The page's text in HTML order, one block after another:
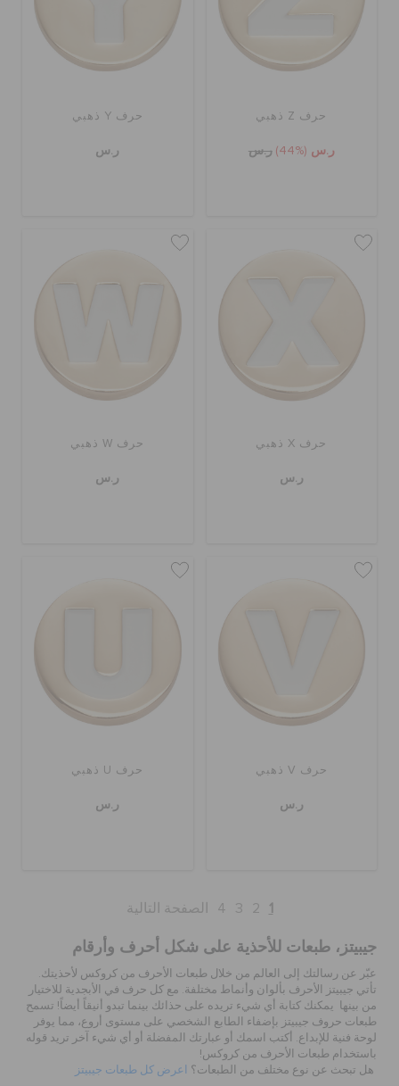
حرف Z ذهبي
ر.س (44%) ر.س
حرف Y ذهبي
ر.س
حرف X ذهبي
ر.س
حرف W ذهبي
ر.س
حرف V ذهبي
ر.س
حرف U ذهبي
ر.س
1
2
3
4 الصفحة التالية
جيبيتز، طبعات للأحذية على شكل أحرف وأرقام
عبّر عن رسالتك إلى العالم من خلال طبعات الأحرف من كروكس لأحذيتك.
تأتي جيبيتز الأحرف بألوان وأنماط مختلفة. مع كل حرف في الأبجدية للاختيار
من بينها يمكنك كتابة أي شيء تريده على حذائك بينما تبدو أنيقاً أيضاً! تسمح
طبعات حروف جيبيتز بإضفاء الطابع الشخصي على مستوى أروع، مما يوفر
لوحة فنية للإبداع. أكتب اسمك أو عبارتك المفضلة أو أي شيء آخر تريد قوله
باستخدام طبعات الأحرف من كروكس!
هل تبحث عن نوع مختلف من الطبعات؟
اعرض كل طبعات جيبيتز